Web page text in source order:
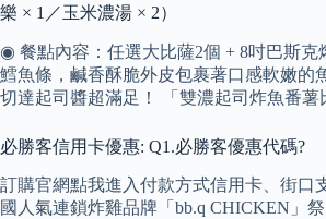
樂 × 1／玉米濃湯 × 2）
◉ 餐點內容：任選大比薩2個 + 8吋巴斯克
鱈魚條，鹹香酥脆外皮包裹著口感軟嫩的
切達起司醬超滿足！ 「雙濃起司炸魚番
必勝客信用卡優惠: Q1.必勝客優惠代碼?
訂購官網點我進入付款方式信用卡、街口
國人氣連鎖炸雞品牌「bb.q CHICKEN」